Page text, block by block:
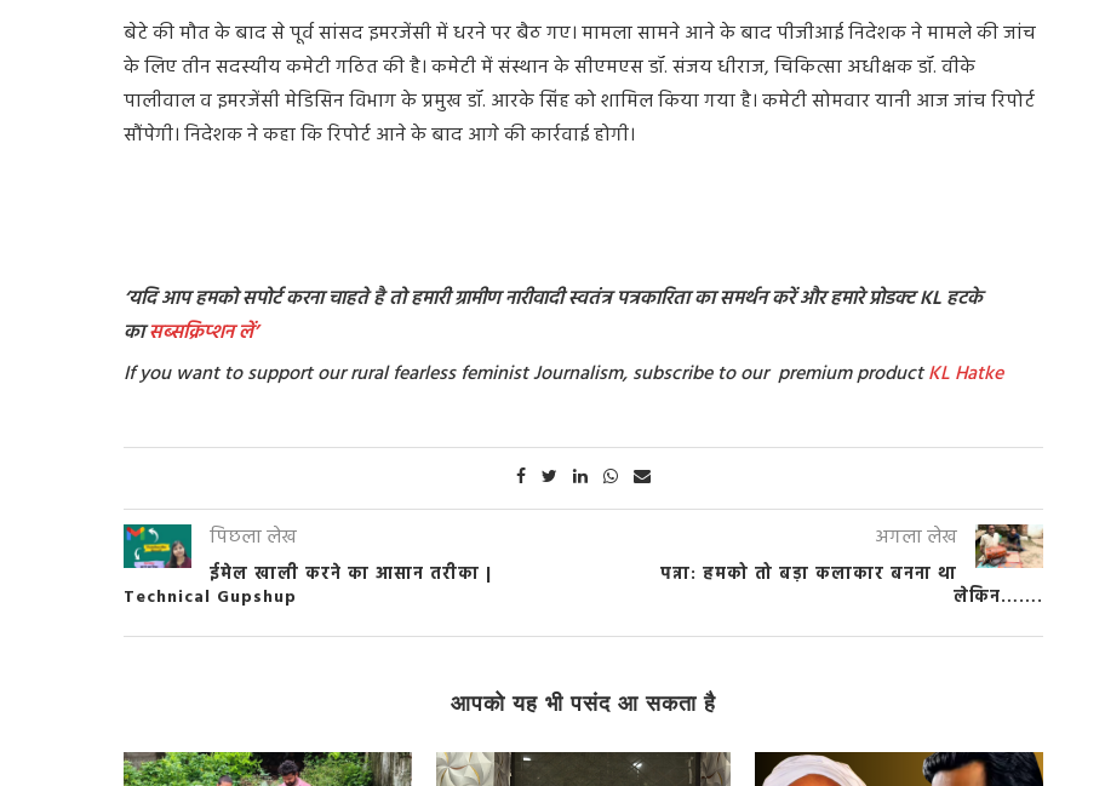
बेटे की मौत के बाद से पूर्व सांसद इमरजेंसी में धरने पर बैठ गए। मामला सामने आने के बाद पीजीआई निदेशक ने मामले की जांच
के लिए तीन सदस्यीय कमेटी गठित की है। कमेटी में संस्थान के सीएमएस डॉ. संजय धीराज, चिकित्सा अधीक्षक डॉ. वीके
पालीवाल व इमरजेंसी मेडिसिन विभाग के प्रमुख डॉ. आरके सिंह को शामिल किया गया है। कमेटी सोमवार यानी आज जांच रिपोर्ट
सौंपेगी। निदेशक ने कहा कि रिपोर्ट आने के बाद आगे की कार्रवाई होगी।
‘यदि आप हमको सपोर्ट करना चाहते है तो हमारी ग्रामीण नारीवादी स्वतंत्र पत्रकारिता का समर्थन करें और हमारे प्रोडक्ट KL हटके
कासब्सक्रिप्शनलें’
If you want to support our rural fearless feminist Journalism, subscribe to our premium productKL Hatke
पिछला लेख
ईमेल खाली करने का आसान तरीका |
Technical Gupshup
अगला लेख
पन्ना: हमको तो बड़ा कलाकार बनना था
लेकिन…….
आपको यह भी पसंद आ सकता है